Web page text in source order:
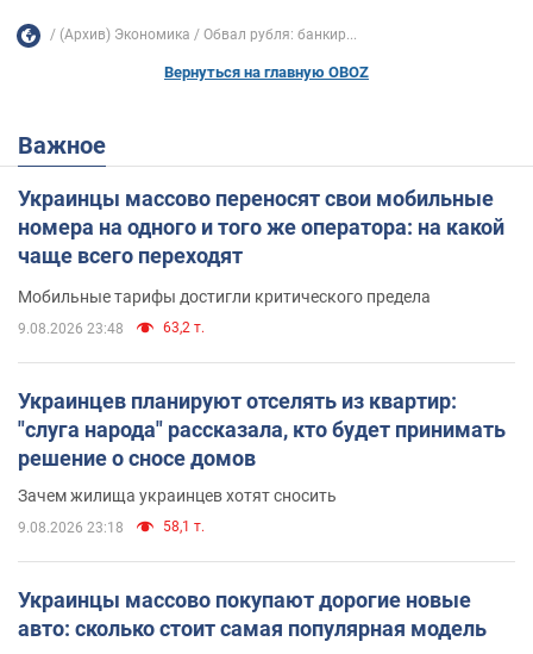
(Архив) Экономика Обвал рубля: банкир...
Вернуться на главную OBOZ
Важное
Украинцы массово переносят свои мобильные
номера на одного и того же оператора: на какой
чаще всего переходят
Мобильные тарифы достигли критического предела
9.08.2026 23:48 63,2 т.
Украинцев планируют отселять из квартир:
"слуга народа" рассказала, кто будет принимать
решение о сносе домов
Зачем жилища украинцев хотят сносить
9.08.2026 23:18 58,1 т.
Украинцы массово покупают дорогие новые
авто: сколько стоит самая популярная модель